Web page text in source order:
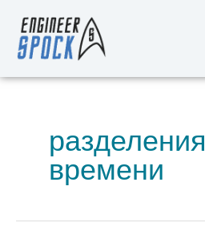
содержимому
разделения
времени